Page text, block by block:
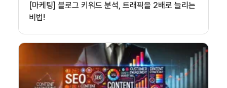
[마케팅] 블로그 키워드 분석, 트래픽을 2배로 늘리는
비법!